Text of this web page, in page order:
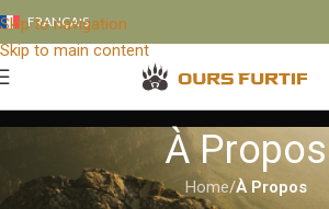
Skip to navigation
Skip to main content
FRANÇAIS
À Propos
Home/À Propos